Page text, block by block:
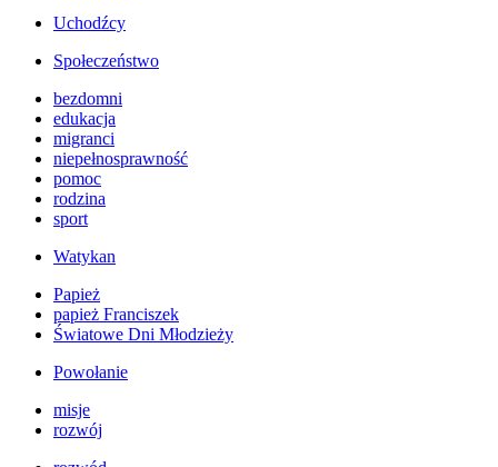
Uchodźcy
Społeczeństwo
bezdomni
edukacja
migranci
niepełnosprawność
pomoc
rodzina
sport
Watykan
Papież
papież Franciszek
Światowe Dni Młodzieży
Powołanie
misje
rozwój